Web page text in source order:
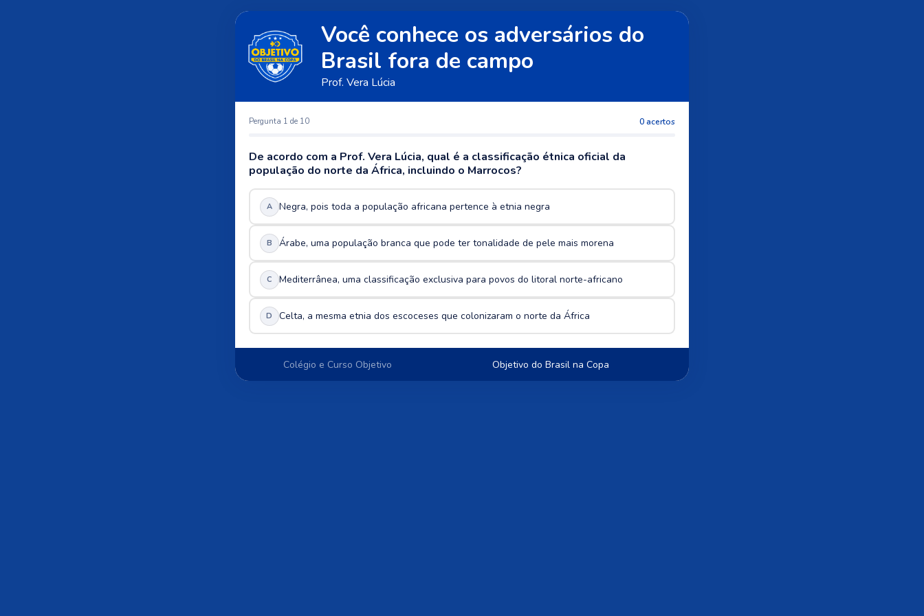
Você conhece os adversários do
Brasil fora de campo
Prof. Vera Lúcia
Pergunta 1 de 10 0 acertos
De acordo com a Prof. Vera Lúcia, qual é a classificação étnica oficial da
população do norte da África, incluindo o Marrocos?
A Negra, pois toda a população africana pertence à etnia negra
B Árabe, uma população branca que pode ter tonalidade de pele mais morena
C Mediterrânea, uma classificação exclusiva para povos do litoral norte-africano
D Celta, a mesma etnia dos escoceses que colonizaram o norte da África
Colégio e Curso Objetivo Objetivo do Brasil na Copa